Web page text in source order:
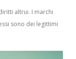
altrui. I marchi
sono dei legittimi